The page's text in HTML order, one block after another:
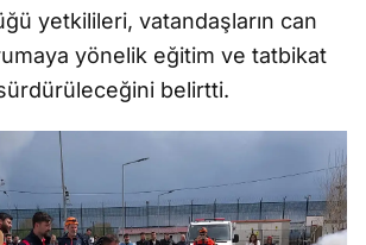
yetkilileri, vatandaşların can
yönelik eğitim ve tatbikat
sürdürüleceğini belirtti.